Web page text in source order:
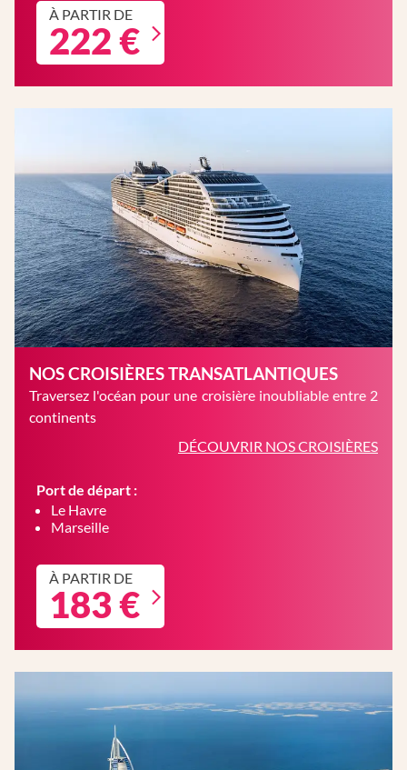
À PARTIR DE
222 €
NOS CROISIÈRES TRANSATLANTIQUES
Traversez l'océan pour une croisière inoubliable entre 2
continents
DÉCOUVRIR NOS CROISIÈRES
Port de départ :
Le Havre
Marseille
À PARTIR DE
183 €